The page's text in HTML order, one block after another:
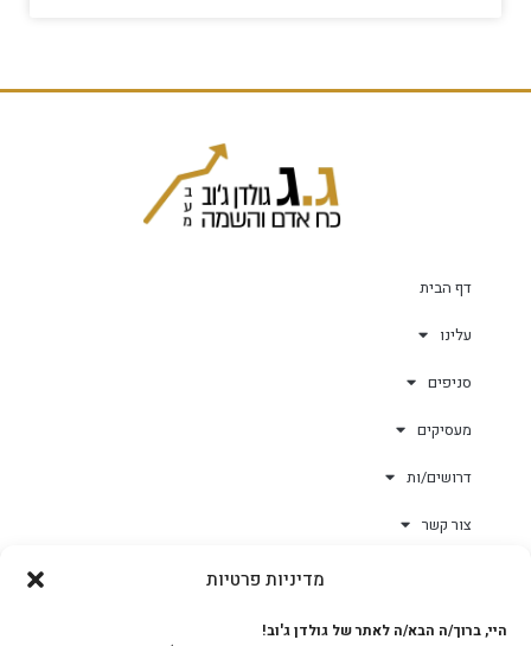
מדיניות פרטיות
היי, ברוך/ה הבא/ה לאתר של גולדן ג'וב!
דף הבית
עלינו
סניפים
מעסיקים
דרושים/ות
צור קשר